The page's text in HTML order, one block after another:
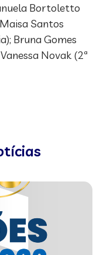
Bortoletto
Santos
Bruna Gomes
Novak (2ª